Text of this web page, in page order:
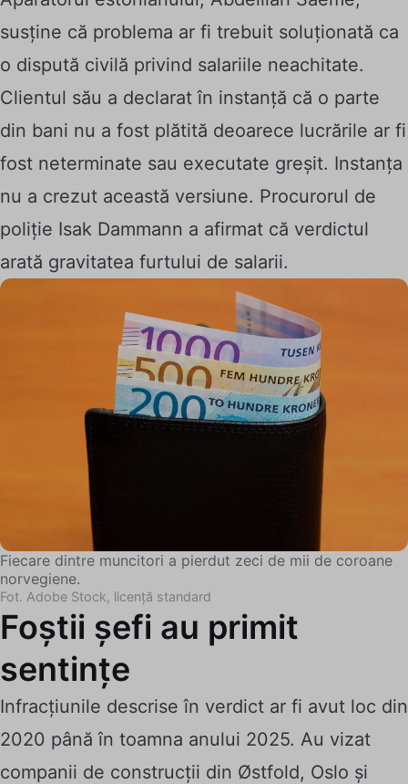
susține că problema ar fi trebuit soluționată ca
o dispută civilă privind salariile neachitate.
Clientul său a declarat în instanță că o parte
din bani nu a fost plătită deoarece lucrările ar fi
fost neterminate sau executate greșit. Instanța
nu a crezut această versiune. Procurorul de
poliție Isak Dammann a afirmat că verdictul
arată gravitatea furtului de salarii.
Fiecare dintre muncitori a pierdut zeci de mii de coroane
norvegiene.
Fot. Adobe Stock, licență standard
Foștii șefi au primit
sentințe
Infracțiunile descrise în verdict ar fi avut loc din
2020 până în toamna anului 2025. Au vizat
companii de construcții din Østfold, Oslo și